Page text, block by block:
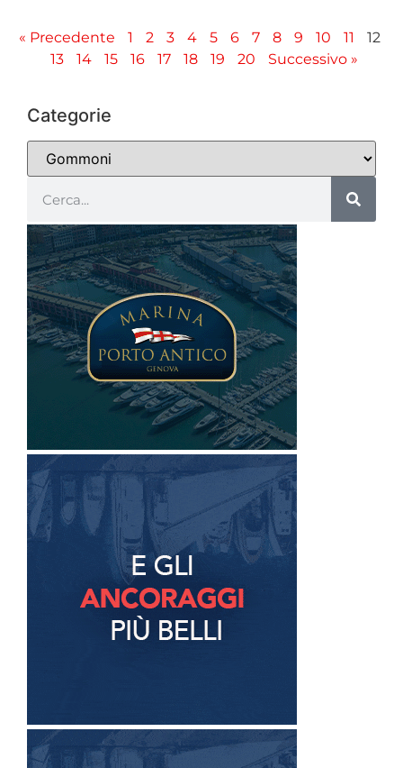
« Precedente 1 2 3 4 5 6 7 8 9 10 11
12
13
14 15 16 17 18 19 20 Successivo »
Categorie